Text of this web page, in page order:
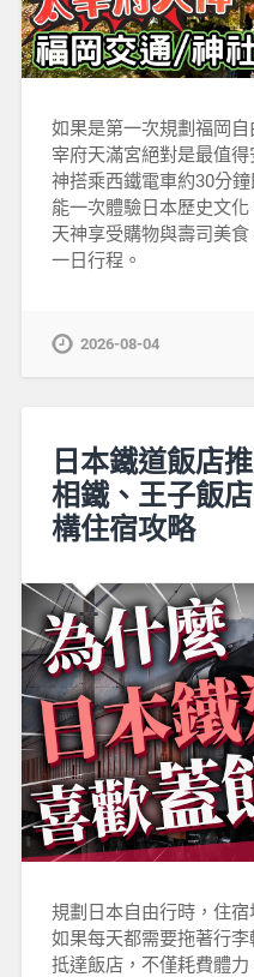
如果是第一次規劃福岡
宰府天滿宮絕對是最值
神搭乘西鐵電車約30分
能一次體驗日本歷史文
天神享受購物與壽司美
一日行程。
2026-08-04
日本鐵道飯店
相鐵、王子飯
構住宿攻略
規劃日本自由行時，住
如果每天都需要拖著行
抵達飯店，不僅耗費體